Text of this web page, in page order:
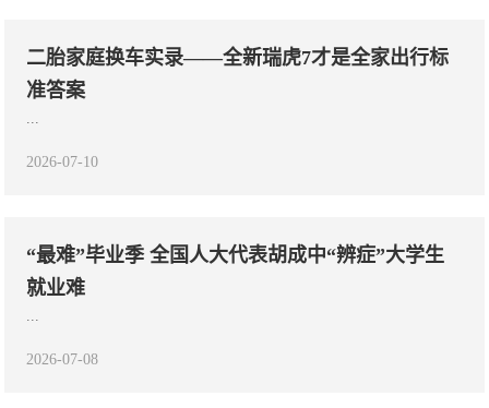
二胎家庭换车实录——全新瑞虎7才是全家出行标
准答案
...
2026-07-10
“最难”毕业季 全国人大代表胡成中“辨症”大学生
就业难
...
2026-07-08